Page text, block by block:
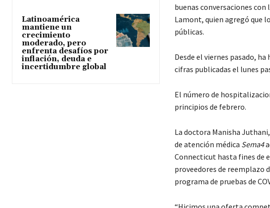
Latinoamérica
mantiene un
crecimiento
moderado, pero
enfrenta desafíos por
inflación, deuda e
incertidumbre global
buenas conversaciones
Lamont, quien agregó que
públicas.
Desde el viernes pasado,
cifras publicadas el lunes
El número de
principios de febrero.
La doctora Manisha
de atención médica Sema4
Connecticut hasta fines de
proveedores de reemplazo
programa de pruebas de